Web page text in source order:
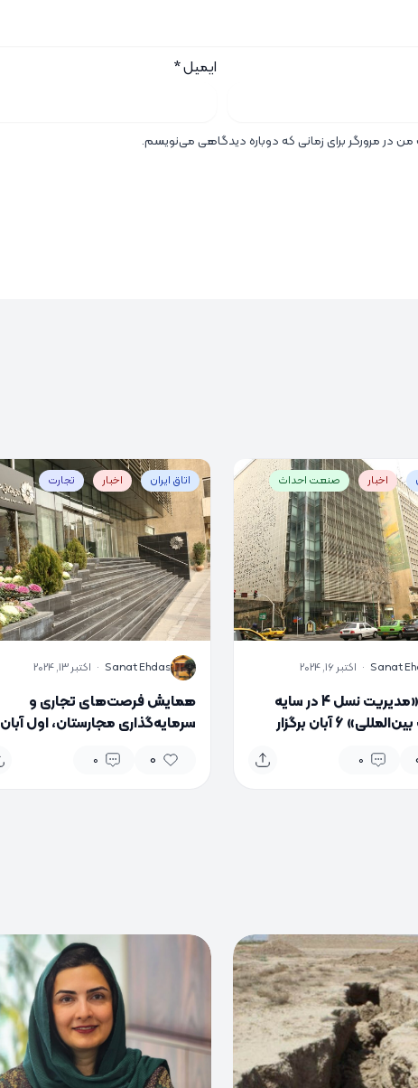
ایمیل*
من در مرورگر برای زمانی که دوباره دیدگاهی می‌نویسم.
اخبار صنعت احداث
Sanat
· اکتبر 16, 2024
سمینار «مدیریت نسل 4 در سایه
تحولات بین‌المللی» 6 آبان برگزار
0
اتاق ایران اخبار تجارت
S
Sanat Ehdas
· اکتبر 13, 2024
همایش فرصت‌های تجاری و
سرمایه‌گذاری مجارستان، اول آبان
0
0
0
0